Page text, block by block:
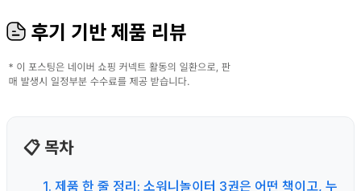
후기 기반 제품 리뷰
📋 목차
1. 제품 한 줄 정리: 소워니놀이터 3권은 어떤 책이고, 누